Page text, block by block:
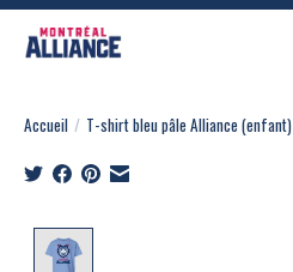
Accueil / T-shirt bleu pâle Alliance (enfant)